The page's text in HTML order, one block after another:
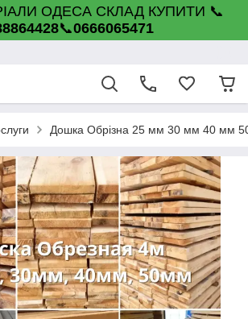
ОДЕСА СКЛАД КУПИТИ 📞
📞0666065471
Дошка Обрізна 25 мм 30 мм 40 мм